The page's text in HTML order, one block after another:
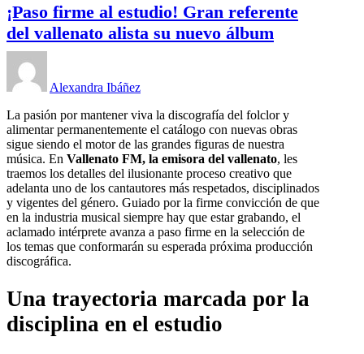
¡Paso firme al estudio! Gran referente
del vallenato alista su nuevo álbum
Alexandra Ibáñez
La pasión por mantener viva la discografía del folclor y
alimentar permanentemente el catálogo con nuevas obras
sigue siendo el motor de las grandes figuras de nuestra
música. En Vallenato FM, la emisora del vallenato, les
traemos los detalles del ilusionante proceso creativo que
adelanta uno de los cantautores más respetados, disciplinados
y vigentes del género. Guiado por la firme convicción de que
en la industria musical siempre hay que estar grabando, el
aclamado intérprete avanza a paso firme en la selección de
los temas que conformarán su esperada próxima producción
discográfica.
Una trayectoria marcada por la
disciplina en el estudio